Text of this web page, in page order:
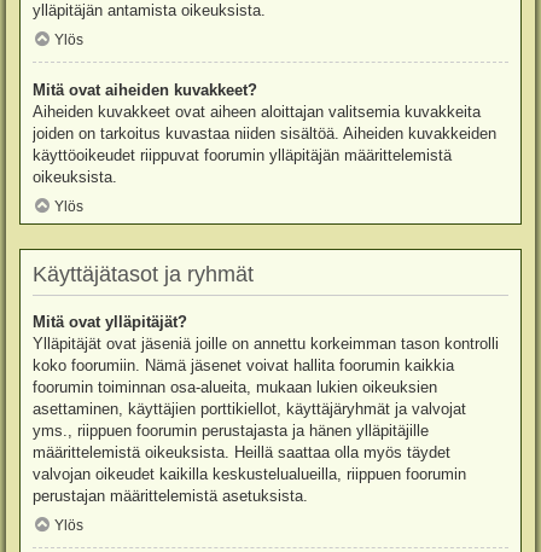
ylläpitäjän antamista oikeuksista.
Ylös
Mitä ovat aiheiden kuvakkeet?
Aiheiden kuvakkeet ovat aiheen aloittajan valitsemia kuvakkeita
joiden on tarkoitus kuvastaa niiden sisältöä. Aiheiden kuvakkeiden
käyttöoikeudet riippuvat foorumin ylläpitäjän määrittelemistä
oikeuksista.
Ylös
Käyttäjätasot ja ryhmät
Mitä ovat ylläpitäjät?
Ylläpitäjät ovat jäseniä joille on annettu korkeimman tason kontrolli
koko foorumiin. Nämä jäsenet voivat hallita foorumin kaikkia
foorumin toiminnan osa-alueita, mukaan lukien oikeuksien
asettaminen, käyttäjien porttikiellot, käyttäjäryhmät ja valvojat
yms., riippuen foorumin perustajasta ja hänen ylläpitäjille
määrittelemistä oikeuksista. Heillä saattaa olla myös täydet
valvojan oikeudet kaikilla keskustelualueilla, riippuen foorumin
perustajan määrittelemistä asetuksista.
Ylös